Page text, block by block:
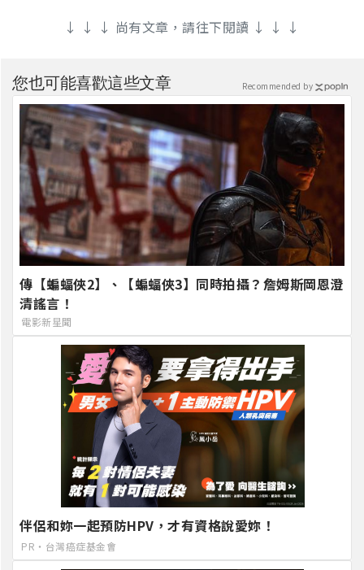
↓ ↓ ↓ 尚有文章，請往下閱讀 ↓ ↓ ↓
您也可能喜歡這些文章
傳【蝙蝠俠2】、【蝙蝠俠3】同時拍攝？詹姆斯岡恩澄
清謠言！
電影新星聞
伴侶和妳一起預防HPV，才有資格說愛妳！
PR・台灣癌症基金會
Recommended by